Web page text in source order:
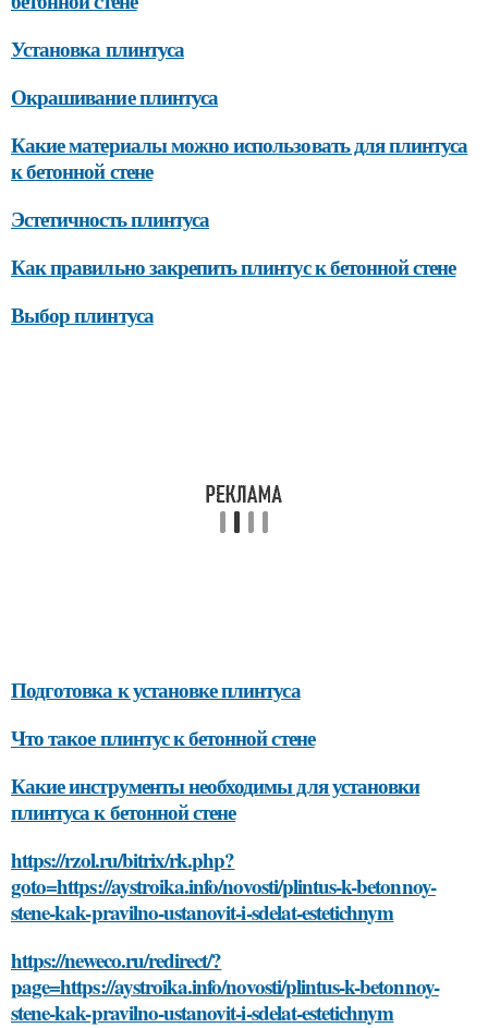
Установка плинтуса
Окрашивание плинтуса
Какие материалы можно использовать для плинтуса
к бетонной стене
Эстетичность плинтуса
Как правильно закрепить плинтус к бетонной стене
Выбор плинтуса
Подготовка к установке плинтуса
Что такое плинтус к бетонной стене
Какие инструменты необходимы для установки
плинтуса к бетонной стене
https://rzol.ru/bitrix/rk.php?
goto=https://aystroika.info/novosti/plintus-k-betonnoy-
stene-kak-pravilno-ustanovit-i-sdelat-estetichnym
https://neweco.ru/redirect/?
page=https://aystroika.info/novosti/plintus-k-betonnoy-
stene-kak-pravilno-ustanovit-i-sdelat-estetichnym